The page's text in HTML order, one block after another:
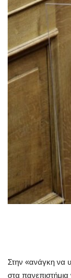
Στην «ανάγκη να
στα